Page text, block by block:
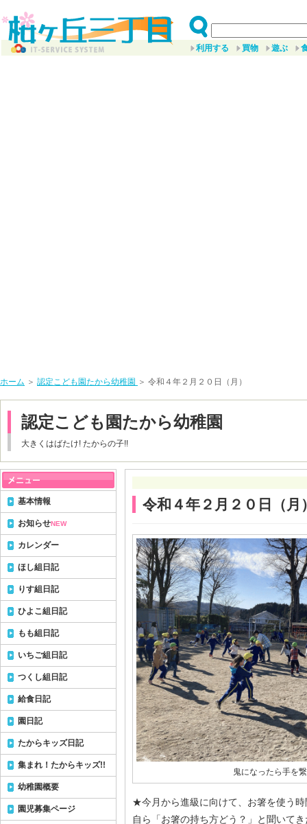
利用する 買物 遊ぶ
ホーム ＞ 認定こども園たから幼稚園 ＞ 令和４年２月２０日（月）
認定こども園たから幼稚園
大きくはばたけ! たからの子!!
令和４年２月２０日（月
鬼になったら手を
★今月から進級に向けて、お箸を使う
自ら「お箸の持ち方どう？」と聞いて
基本情報
お知らせNEW
カレンダー
ほし組日記
りす組日記
ひよこ組日記
もも組日記
いちご組日記
つくし組日記
給食日記
園日記
たからキッズ日記
集まれ！たからキッズ!!
幼稚園概要
園児募集ページ